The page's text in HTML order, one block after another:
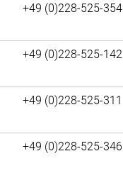
+49 (0)228-525-354
+49 (0)228-525-142
+49 (0)228-525-311
+49 (0)228-525-346